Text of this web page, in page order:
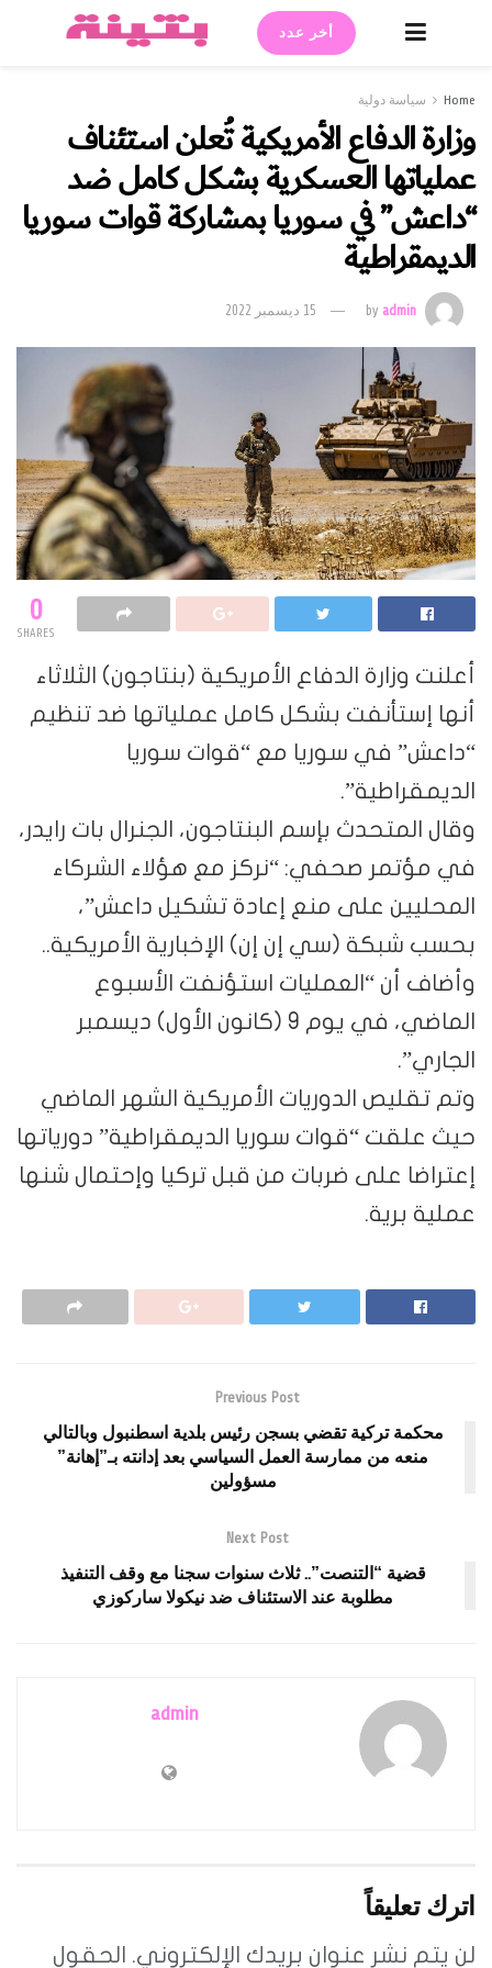
أخر عدد
Home سياسة دولية
وزارة الدفاع الأمريكية تُعلن استئناف
عملياتها العسكرية بشكل كامل ضد
“داعش” في سوريا بمشاركة قوات سوريا
الديمقراطية
byadmin 15 ديسمبر 2022
0
SHARES
أعلنت وزارة الدفاع الأمريكية (بنتاجون) الثلاثاء
أنها إستأنفت بشكل كامل عملياتها ضد تنظيم
“داعش” في سوريا مع “قوات سوريا
الديمقراطية”.
وقال المتحدث بإسم البنتاجون، الجنرال بات رايدر،
في مؤتمر صحفي: “نركز مع هؤلاء الشركاء
المحليين على منع إعادة تشكيل داعش”،
بحسب شبكة (سي إن إن) الإخبارية الأمريكية..
وأضاف أن “العمليات استؤنفت الأسبوع
الماضي، في يوم 9 (كانون الأول) ديسمبر
الجاري”.
وتم تقليص الدوريات الأمريكية الشهر الماضي
حيث علقت “قوات سوريا الديمقراطية” دورياتها
إعتراضا على ضربات من قبل تركيا وإحتمال شنها
عملية برية.
Previous Post
محكمة تركية تقضي بسجن رئيس بلدية اسطنبول وبالتالي
منعه من ممارسة العمل السياسي بعد إدانته بـ”إهانة”
مسؤولين
Next Post
قضية “التنصت”.. ثلاث سنوات سجنا مع وقف التنفيذ
مطلوبة عند الاستئناف ضد نيكولا ساركوزي
admin
اترك تعليقاً
لن يتم نشر عنوان بريدك الإلكتروني. الحقول